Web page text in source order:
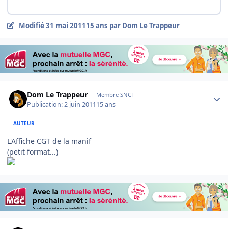
Modifié31 mai 201115 ans par Dom Le Trappeur
Dom Le Trappeur Membre SNCF
Publication:2 juin 201115 ans
AUTEUR
L'Affiche CGT de la manif
(petit format...)